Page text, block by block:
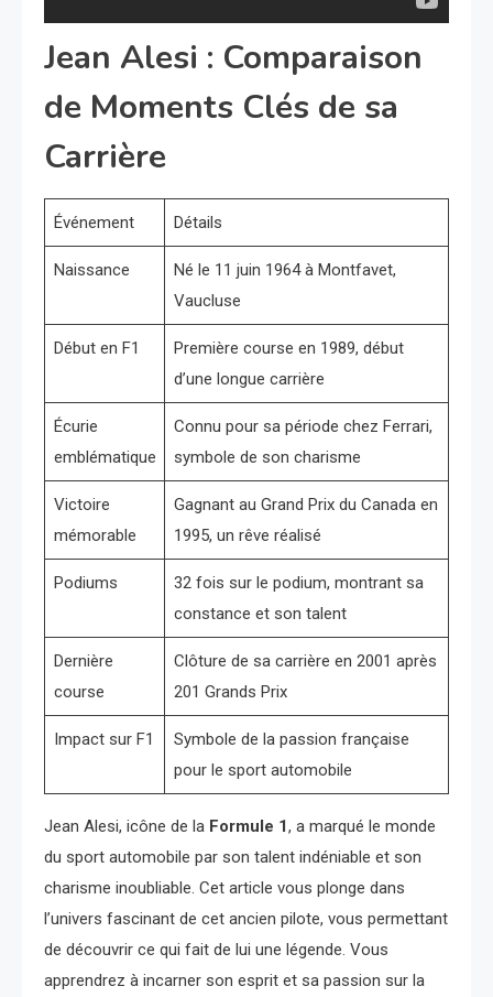
Jean Alesi : Comparaison
de Moments Clés de sa
Carrière
Événement Détails
Naissance
Né le 11 juin 1964 à Montfavet,
Vaucluse
Début en F1
Première course en 1989, début
d’une longue carrière
Écurie
emblématique
Connu pour sa période chez Ferrari,
symbole de son charisme
Victoire
mémorable
Gagnant au Grand Prix du Canada en
1995, un rêve réalisé
Podiums
32 fois sur le podium, montrant sa
constance et son talent
Dernière
course
Clôture de sa carrière en 2001 après
201 Grands Prix
Impact sur F1
Symbole de la passion française
pour le sport automobile
Jean Alesi, icône de la Formule 1, a marqué le monde
du sport automobile par son talent indéniable et son
charisme inoubliable. Cet article vous plonge dans
l’univers fascinant de cet ancien pilote, vous permettant
de découvrir ce qui fait de lui une légende. Vous
apprendrez à incarner son esprit et sa passion sur la